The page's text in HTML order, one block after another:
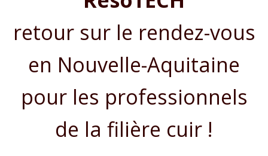
retour sur le rendez-vous
en Nouvelle-Aquitaine
pour les professionnels
de la filière cuir !